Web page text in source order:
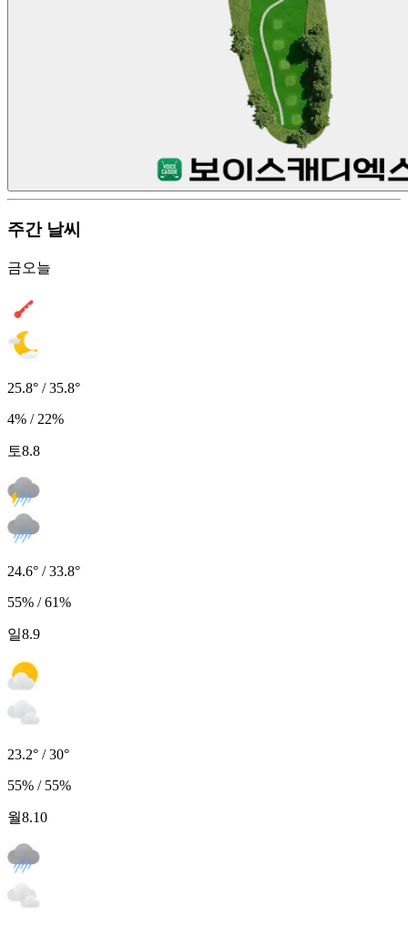
주간 날씨
금오늘
25.8° / 35.8°
4% / 22%
토8.8
24.6° / 33.8°
55% / 61%
일8.9
23.2° / 30°
55% / 55%
월8.10